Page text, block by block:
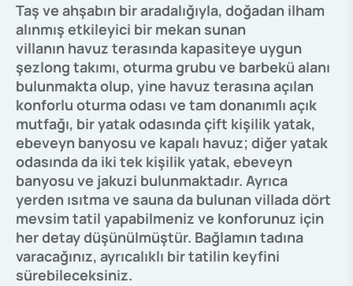
Taş ve ahşabın bir aradalığıyla, doğadan ilham
alınmış etkileyici bir mekan sunan
villanın havuz terasında kapasiteye uygun
şezlong takımı, oturma grubu ve barbekü alanı
bulunmakta olup, yine havuz terasına açılan
konforlu oturma odası ve tam donanımlı açık
mutfağı, bir yatak odasında çift kişilik yatak,
ebeveyn banyosu ve kapalı havuz; diğer yatak
odasında da iki tek kişilik yatak, ebeveyn
banyosu ve jakuzi bulunmaktadır. Ayrıca
yerden ısıtma ve sauna da bulunan villada dört
mevsim tatil yapabilmeniz ve konforunuz için
her detay düşünülmüştür. Bağlamın tadına
varacağınız, ayrıcalıklı bir tatilin keyfini
sürebileceksiniz.